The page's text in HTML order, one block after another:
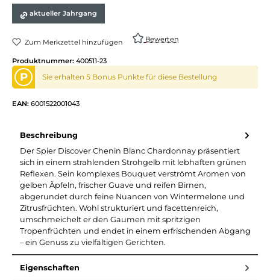
aktueller Jahrgang
Zum Merkzettel hinzufügen Bewerten
Produktnummer: 400511-23
P Sie erhalten 5 Bonus Punkte für diese Bestellung
EAN: 6001522001043
Beschreibung
Der Spier Discover Chenin Blanc Chardonnay präsentiert
sich in einem strahlenden Strohgelb mit lebhaften grünen
Reflexen. Sein komplexes Bouquet verströmt Aromen von
gelben Äpfeln, frischer Guave und reifen Birnen,
abgerundet durch feine Nuancen von Wintermelone und
Zitrusfrüchten. Wohl strukturiert und facettenreich,
umschmeichelt er den Gaumen mit spritzigen
Tropenfrüchten und endet in einem erfrischenden Abgang
– ein Genuss zu vielfältigen Gerichten.
Eigenschaften